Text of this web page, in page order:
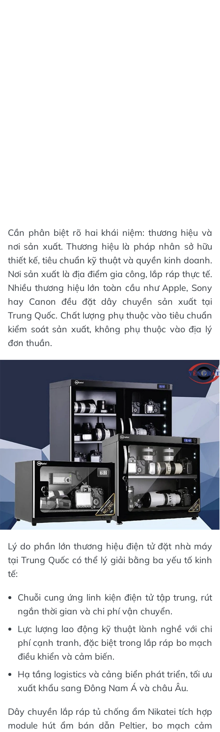
Cần phân biệt rõ hai khái niệm: thương hiệu và
nơi sản xuất. Thương hiệu là pháp nhân sở hữu
thiết kế, tiêu chuẩn kỹ thuật và quyền kinh doanh.
Nơi sản xuất là địa điểm gia công, lắp ráp thực tế.
Nhiều thương hiệu lớn toàn cầu như Apple, Sony
hay Canon đều đặt dây chuyền sản xuất tại
Trung Quốc. Chất lượng phụ thuộc vào tiêu chuẩn
kiểm soát sản xuất, không phụ thuộc vào địa lý
đơn thuần.
Lý do phần lớn thương hiệu điện tử đặt nhà máy
tại Trung Quốc có thể lý giải bằng ba yếu tố kinh
tế:
Chuỗi cung ứng linh kiện điện tử tập trung, rút
ngắn thời gian và chi phí vận chuyển.
Lực lượng lao động kỹ thuật lành nghề với chi
phí cạnh tranh, đặc biệt trong lắp ráp bo mạch
điều khiển và cảm biến.
Hạ tầng logistics và cảng biển phát triển, tối ưu
xuất khẩu sang Đông Nam Á và châu Âu.
Dây chuyền lắp ráp tủ chống ẩm Nikatei tích hợp
module hút ẩm bán dẫn Peltier, bo mạch cảm